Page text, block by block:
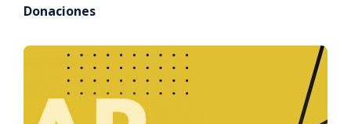
Donaciones